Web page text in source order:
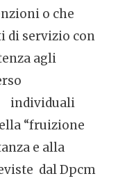
o che
di servizio con
agli
individuali
“fruizione
e alla
dal Dpcm